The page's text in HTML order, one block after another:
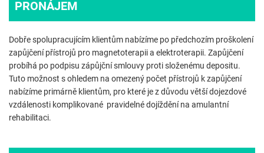
PRONÁJEM
Dobře spolupracujícím klientům nabízíme po předchozím proškolení
zapůjčení přístrojů pro magnetoterapii a elektroterapii. Zapůjčení
probíhá po podpisu zápůjční smlouvy proti složenému depositu.
Tuto možnost s ohledem na omezený počet přístrojů k zapůjčení
nabízíme primárně klientům, pro které je z důvodu větší dojezdové
vzdálenosti komplikované pravidelné dojíždění na amulantní
rehabilitaci.